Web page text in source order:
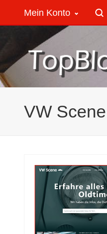
Mein Konto
VW Scene